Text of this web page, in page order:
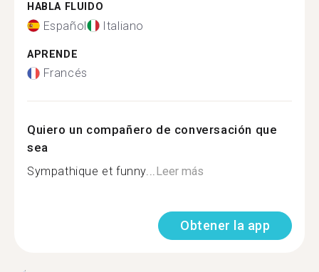
HABLA FLUIDO
Español Italiano
APRENDE
Francés
Quiero un compañero de conversación que
sea
Sympathique et funny...Leer más
Obtener la app